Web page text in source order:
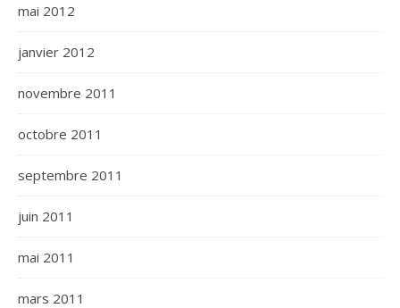
mai 2012
janvier 2012
novembre 2011
octobre 2011
septembre 2011
juin 2011
mai 2011
mars 2011